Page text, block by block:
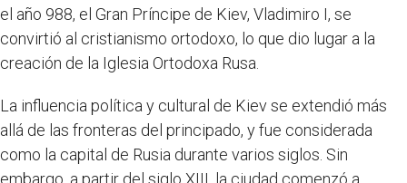
el año 988, el Gran Príncipe de Kiev, Vladimiro I, se
convirtió al cristianismo ortodoxo, lo que dio lugar a la
creación de la Iglesia Ortodoxa Rusa.
La influencia política y cultural de Kiev se extendió más
allá de las fronteras del principado, y fue considerada
como la capital de Rusia durante varios siglos. Sin
embargo, a partir del siglo XIII, la ciudad comenzó a